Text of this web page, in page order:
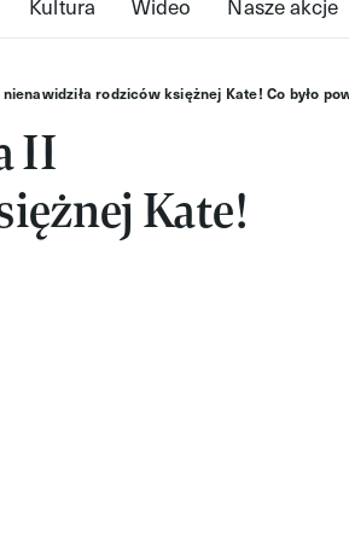
rodziców księżnej Kate! Co było
II
Kate!